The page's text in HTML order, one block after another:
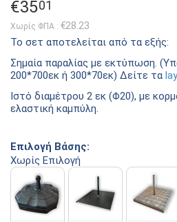
€3501
Χωρίς ΦΠΑ : €28.23
Το σετ αποτελείται από τα εξής:
Σημαία παραλίας με εκτύπωση.
200*700εκ ή 300*70εκ) Δείτε τα
Ιστό διαμέτρου 2 εκ (Φ20), με
ελαστική καμπύλη.
Επιλογή Βάσης:
Χωρίς Επιλογή